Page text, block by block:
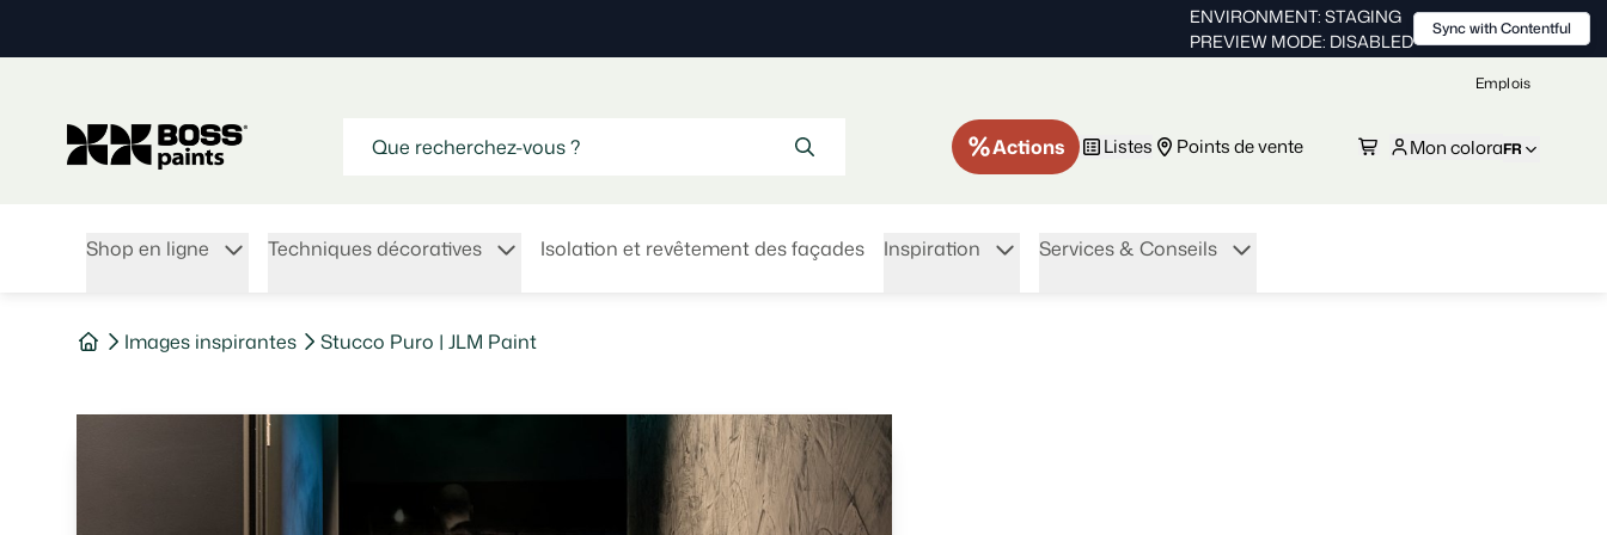
Emplois
Actions Listes Points de vente Mon coloraFR
Shop en ligne Techniques décoratives Isolation et revêtement des façades Inspiration Services & Conseils
Images inspirantes Stucco Puro | JLM Paint
ENVIRONMENT: STAGING
PREVIEW MODE: DISABLED
Sync with Contentful